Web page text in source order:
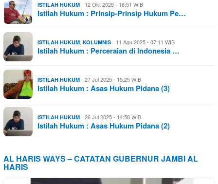
ISTILAH HUKUM 12 Okt 2025 - 16:51 WIB
Istilah Hukum : Prinsip-Prinsip Hukum Pe…
ISTILAH HUKUM, KOLUMNIS 11 Agu 2025 - 07:11 WIB
Istilah Hukum : Perceraian di Indonesia …
ISTILAH HUKUM 27 Jul 2025 - 15:25 WIB
Istilah Hukum : Asas Hukum Pidana (3)
ISTILAH HUKUM 26 Jul 2025 - 14:58 WIB
Istilah Hukum : Asas Hukum Pidana (2)
AL HARIS WAYS – CATATAN GUBERNUR JAMBI AL
HARIS